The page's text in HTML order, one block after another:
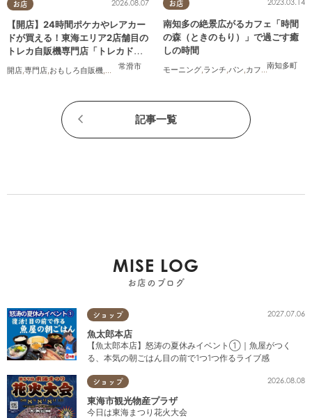
お店
常滑市
2026.08.07
【開店】24時間ポケカやレアカー
ドが買える！東海エリア2店舗目の
トレカ自販機専門店「トレカドリ
ーム」が常滑市に8/7(金)オープン
開店 専門店 おもしろ自販機 カップル,おひとりさま,友人,トレンド
お店
南知多町
2023.03.14
南知多の絶景広がるカフェ「時間
の森（ときのもり）」で過ごす癒
しの時間
モーニング ランチ パン カフェ ,テイクアウ
記事一覧
MISE LOG
お店のブログ
ショップ 2027.07.06
魚太郎本店
【魚太郎本店】怒涛の夏休みイベント①｜魚屋がつく
る、本気の朝ごはん目の前で1つ1つ作るライブ感
ショップ 2026.08.08
東海市観光物産プラザ
今日は東海まつり花火大会